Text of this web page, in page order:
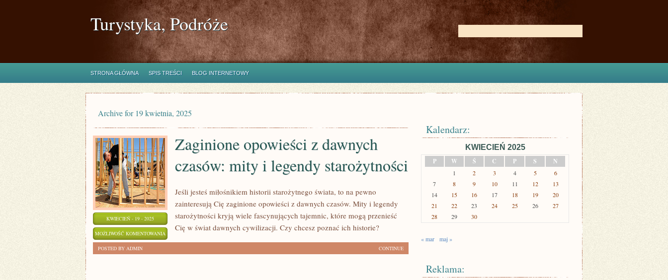
Turystyka, Podróże
STRONA GŁÓWNA SPIS TREŚCI BLOG INTERNETOWY
Archive for 19 kwietnia, 2025
KWIECIEŃ - 19 - 2025
MOŻLIWOŚĆ KOMENTOWANIA ZAGINIONE
ZOSTAŁA WYŁĄCZONA
Zaginione opowieści z dawnych
czasów: mity i legendy starożytności
Jeśli jesteś miłośnikiem historii starożytnego świata, to na pewno
zainteresują Cię zaginione opowieści z dawnych czasów. Mity i legendy
starożytności kryją wiele fascynujących tajemnic, które mogą przenieść
Cię w świat dawnych cywilizacji. Czy chcesz poznać ich historie?
CONTINUE
POSTED BY ADMIN
Kalendarz:
KWIECIEŃ 2025
P
W Ś C P S N
1 2 3 4 5
6
7
8 9 10 11 12
13
14
15 16 17 18 19
20
21
22 23 24 25 26
27
28
29 30
« mar maj »
Reklama: